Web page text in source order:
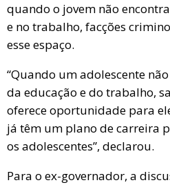
quando o jovem não
e no trabalho, facções
esse espaço.
“Quando um adolescente
da educação e do trabalho,
oferece oportunidade para
já têm um plano de carreira
os adolescentes”, declarou.
Para o ex-governador, a